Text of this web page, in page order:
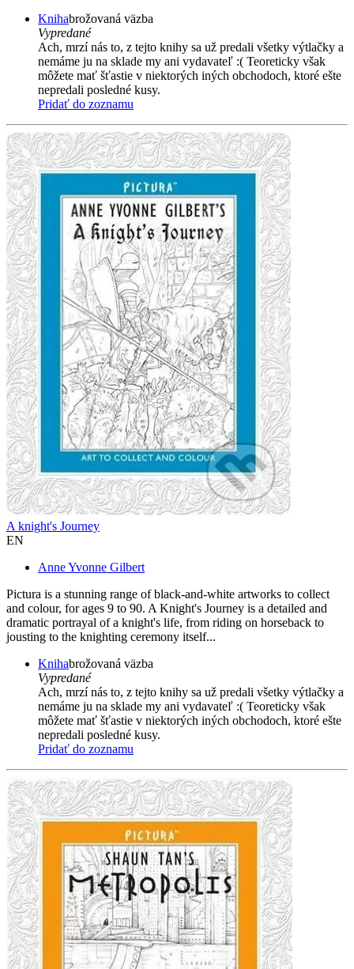
Knihabrožovaná väzba
Vypredané
Ach, mrzí nás to, z tejto knihy sa už predali všetky výtlačky a
nemáme ju na sklade my ani vydavateľ :( Teoreticky však
môžete mať šťastie v niektorých iných obchodoch, ktoré ešte
nepredali posledné kusy.
Pridať do zoznamu
A knight's Journey
EN
Anne Yvonne Gilbert
Pictura is a stunning range of black-and-white artworks to collect
and colour, for ages 9 to 90. A Knight's Journey is a detailed and
dramatic portrayal of a knight's life, from riding on horseback to
jousting to the knighting ceremony itself...
Knihabrožovaná väzba
Vypredané
Ach, mrzí nás to, z tejto knihy sa už predali všetky výtlačky a
nemáme ju na sklade my ani vydavateľ :( Teoreticky však
môžete mať šťastie v niektorých iných obchodoch, ktoré ešte
nepredali posledné kusy.
Pridať do zoznamu